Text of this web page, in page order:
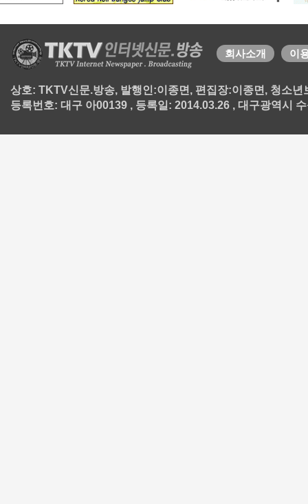
회사소개 이
상호: TKTV신문.방송, 발행인:이종면, 편집장:이종면, 청소
등록번호: 대구 아00139 , 등록일: 2014.03.26 , 대구광역시